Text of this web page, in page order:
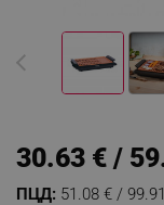
ПЦД: 51.08 € /
30.63 € /